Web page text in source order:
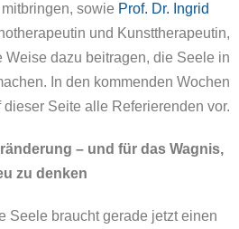
sowie Prof. Dr. Ingrid
und Kunsttherapeutin,
dazu beitragen, die Seele in
In den kommenden Wochen
Seite alle Referierenden vor.
– und für das Wagnis,
zu denken
Seele braucht gerade jetzt einen